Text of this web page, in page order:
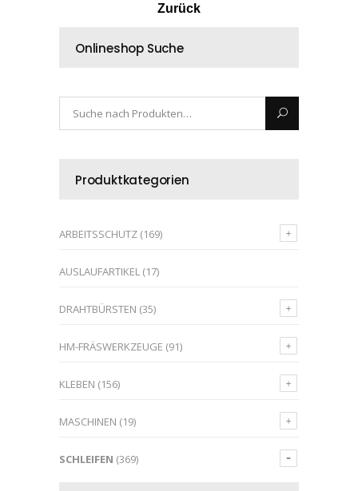
Zurück
Onlineshop Suche
Produktkategorien
ARBEITSSCHUTZ (169)
AUSLAUFARTIKEL (17)
DRAHTBÜRSTEN (35)
HM-FRÄSWERKZEUGE (91)
KLEBEN (156)
MASCHINEN (19)
SCHLEIFEN (369)